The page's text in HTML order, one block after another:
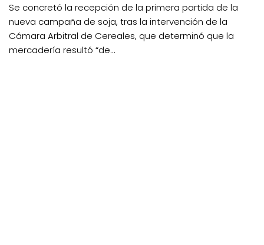
Se concretó la recepción de la primera partida de la
nueva campaña de soja, tras la intervención de la
Cámara Arbitral de Cereales, que determinó que la
mercadería resultó “de...